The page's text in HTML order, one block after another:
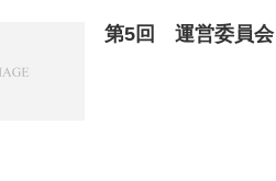
第5回 運営委員会